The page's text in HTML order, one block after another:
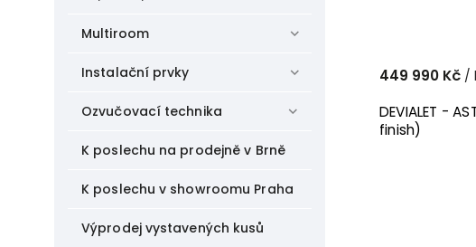
NAD
NAIM
NorStone
Octave Audio
PRIMARE 9
QUAD 1
Rose
Multiroom
Instalační prvky
Ozvučovací technika
K poslechu na prodejně v Brně
K poslechu v showroomu Praha
Výprodej vystavených kusů
DEVIALET -
finish)
449 990 Kč /